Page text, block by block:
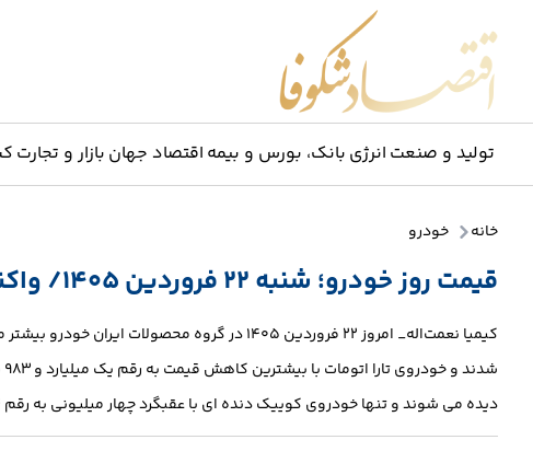
تولید و صنعت انرژی بانک، بورس و بیمه اقتصاد جهان بازار و تجارت
خانه خودرو
قیمت روز خودرو؛ شنبه ۲۲ فروردین ۱۴۰۵/ واکنش بازار خودرو به مذاکرات پاکستان
دیده می شوند و تنها خودروی کوییک دنده ای با عقبگرد چهار میلیونی به رقم ۹۳۴ میلیون تومان رسید.